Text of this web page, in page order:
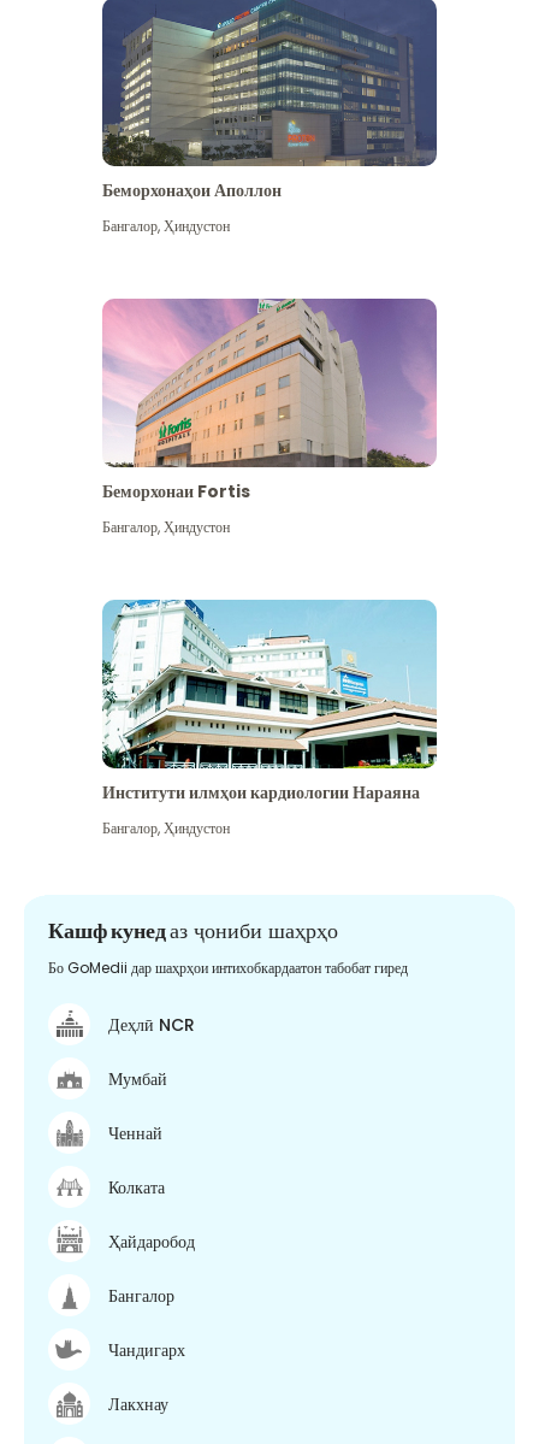
Бештар дидан
Беморхонаҳои Аполлон
Бангалор,Ҳиндустон
Беморхонаи Fortis
Бангалор,Ҳиндустон
Институти илмҳои кардиологии Нараяна
Бангалор,Ҳиндустон
Кашф кунедаз ҷониби шаҳрҳо
Бо GoMedii дар шаҳрҳои интихобкардаатон табобат гиред
Деҳлӣ NCR
Мумбай
Ченнай
Колката
Ҳайдаробод
Бангалор
Чандигарх
Лакхнау